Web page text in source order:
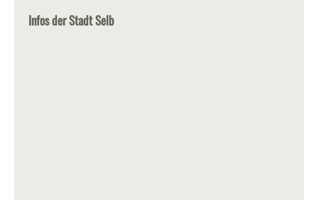
Infos der Stadt Selb